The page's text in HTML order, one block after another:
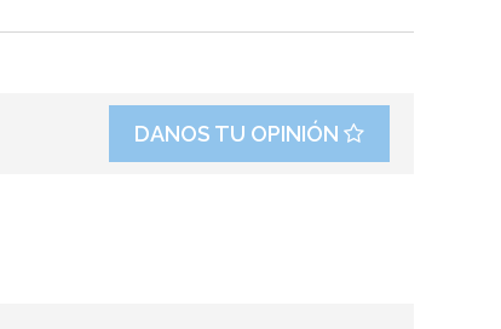
DANOS TU OPINIÓN